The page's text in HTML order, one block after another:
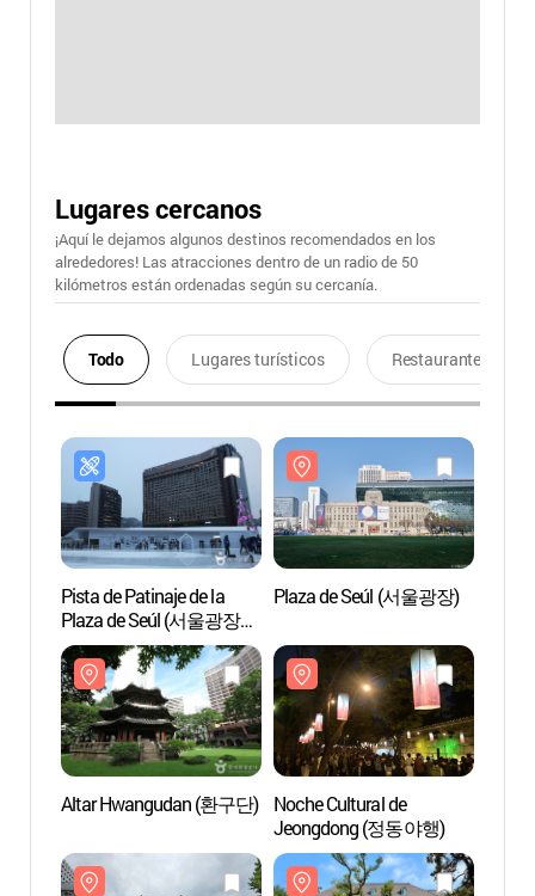
Lugares cercanos
¡Aquí le dejamos algunos destinos recomendados en los
alrededores! Las atracciones dentro de un radio de 50
kilómetros están ordenadas según su cercanía.
Todo Lugares turísticos Restaurantes
Pista de Patinaje de la
Plaza de Seúl (서울광장
스케이트장)
Plaza de Seúl (서울광장)
Altar Hwangudan (환구단)
Noche Cultural de
Jeongdong (정동야행)